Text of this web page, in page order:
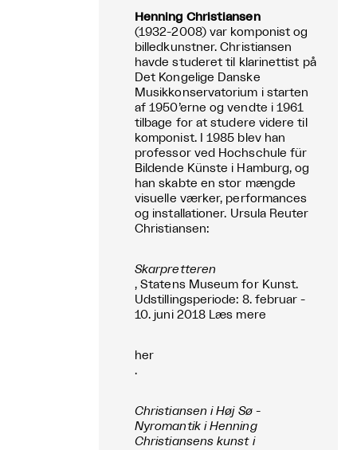
Henning Christiansen
(1932-2008) var komponist og
billedkunstner. Christiansen
havde studeret til klarinettist på
Det Kongelige Danske
Musikkonservatorium i starten
af 1950’erne og vendte i 1961
tilbage for at studere videre til
komponist. I 1985 blev han
professor ved Hochschule für
Bildende Künste i Hamburg, og
han skabte en stor mængde
visuelle værker, performances
og installationer. Ursula Reuter
Christiansen:
Skarpretteren
, Statens Museum for Kunst.
Udstillingsperiode: 8. februar -
10. juni 2018 Læs mere
her
.
Christiansen i Høj Sø -
Nyromantik i Henning
Christiansens kunst i